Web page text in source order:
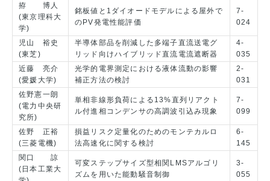
拵 博人
(東京理科大
学)
銘板値と1ダイオードモデルによる屋外で
のPV発電性能評価
7-
024
児山 裕史
(東芝)
半導体部品を削減した多端子直流送電グ
リッド向けハイブリッド直流電流遮断器
4-
035
近藤 亮介
(愛媛大学)
光学的電界測定における液体流動の影響
補正方法の検討
2-
031
佐野憲一朗
(電力中央研
究所)
単相非線形負荷による13%直列リアクト
ル付進相コンデンサの高調波引込み現象
7-
099
佐野 正裕
(三菱電機)
損益リスク定量化のためのモンテカルロ
法高速化に関する検討
6-
145
関口 諒
(日本工業大
可変ステップサイズ型相関LMSアルゴリ
ズムを用いた能動騒音制御
3-
055